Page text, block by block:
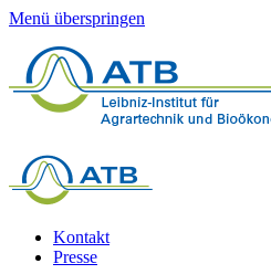
Menü überspringen
Kontakt
Presse